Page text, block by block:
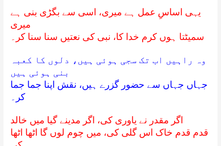
یہی اساسِ عمل ہے میری، اسی سے بگڑی بنی ہے
میری
سميٹتا ہوں کرم خدا کا، نبی کی نعتیں سنا سنا کر۔
وہ راہیں اب تک سجی ہوئی ہیں، دلوں کا کعبہ
بنی ہوئی ہیں
جہاں جہاں سے حضور گزرے ہیں، نقش اپنا جما جما
کر۔
اگر مقدر نے یاوری کی، اگر مدینے گیا میں خالد
قدم قدم خاک اس گلی کی، میں چوم لوں گا اٹھا اٹھا